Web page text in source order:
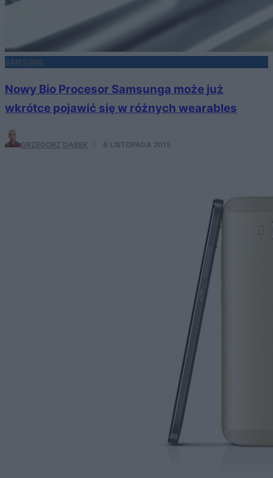
SAMSUNG
Nowy Bio Procesor Samsunga może już
wkrótce pojawić się w różnych wearables
GRZEGORZ DĄBEK 6 LISTOPADA 2015